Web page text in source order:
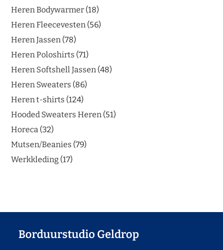
Heren Bodywarmer 18
Heren Fleecevesten 56
Heren Jassen 78
Heren Poloshirts 71
Heren Softshell Jassen 48
Heren Sweaters 86
Heren t-shirts 124
Hooded Sweaters Heren 51
Horeca 32
Mutsen/Beanies 79
Werkkleding 17
Borduurstudio Geldrop